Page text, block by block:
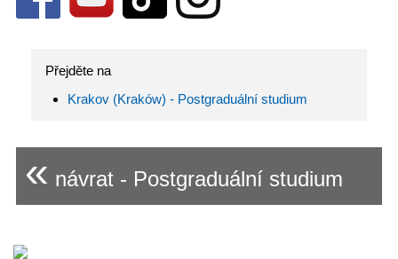
Přejděte na
Krakov (Kraków) - Postgraduální studium
« návrat - Postgraduální studium